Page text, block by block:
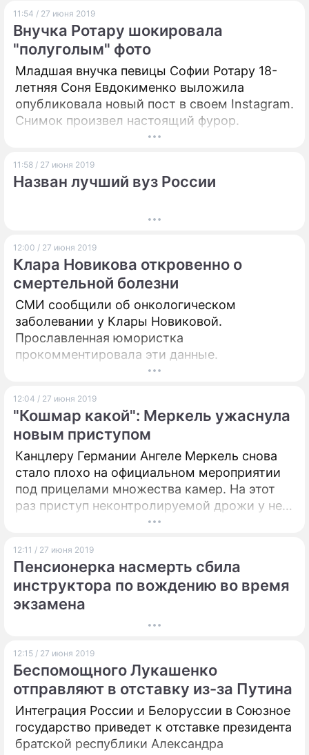
11:54 / 27 июня 2019
Внучка Ротару шокировала
"полуголым" фото
Младшая внучка певицы Софии Ротару 18-
летняя Соня Евдокименко выложила
опубликовала новый пост в своем Instagram.
Снимок произвел настоящий фурор.
11:58 / 27 июня 2019
Назван лучший вуз России
12:00 / 27 июня 2019
Клара Новикова откровенно о
смертельной болезни
СМИ сообщили об онкологическом
заболевании у Клары Новиковой.
Прославленная юмористка
прокомментировала эти данные.
12:04 / 27 июня 2019
"Кошмар какой": Меркель ужаснула
новым приступом
Канцлеру Германии Ангеле Меркель снова
стало плохо на официальном мероприятии
под прицелами множества камер. На этот
раз приступ неконтролируемой дрожи у нее
случился на встрече с президентом страны
12:11 / 27 июня 2019
Пенсионерка насмерть сбила
инструктора по вождению во время
экзамена
12:15 / 27 июня 2019
Беспомощного Лукашенко
отправляют в отставку из-за Путина
Интеграция России и Белоруссии в Союзное
государство приведет к отставке президента
братской республики Александра